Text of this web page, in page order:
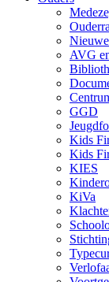
AVG
GGD
Kids
Kids
KIES
KiVa